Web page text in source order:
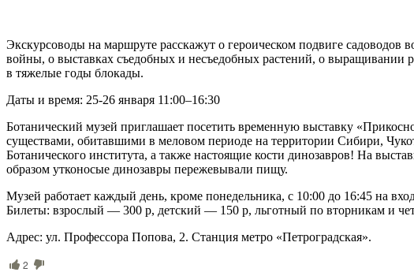
Экскурсоводы на маршруте расскажут о героическом подвиге садоводов
войны, о выставках съедобных и несъедобных растений, о выращивании
в тяжелые годы блокады.
Даты и время: 25-26 января 11:00–16:30
Ботанический музей приглашает посетить временную выставку
существами, обитавшими в меловом периоде на территории Сибири,
Ботанического института, а также настоящие кости динозавров! На
образом утконосые динозавры пережевывали пищу.
Музей работает каждый день, кроме понедельника, с 10:00 до 16:45 на
Билеты: взрослый — 300 р, детский — 150 р, льготный по вторникам и
Адрес: ул. Профессора Попова, 2. Станция метро «Петроградская».
2